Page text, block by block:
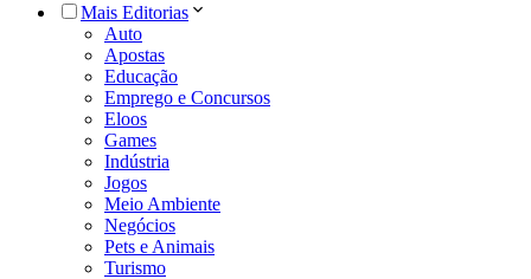
Mais Editorias
Auto
Apostas
Educação
Emprego e Concursos
Eloos
Games
Indústria
Jogos
Meio Ambiente
Negócios
Pets e Animais
Turismo